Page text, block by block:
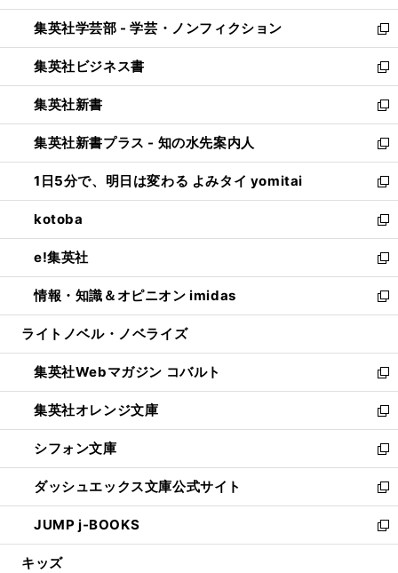
開
く
ウ
で
開
く
ン
ド
ウ
で
開
く
ウ
ィ
ン
ド
ウ
で
開
く
集英社学芸部 - 学芸・ノンフィクション
新
し
い
ウ
ィ
ン
ド
ウ
で
開
く
集英社ビジネス書
新
し
い
ウ
ィ
ン
ド
ウ
で
開
く
集英社新書
新
し
い
ウ
ィ
ン
ド
ウ
で
開
く
集英社新書プラス - 知の水先案内人
新
し
い
ウ
ィ
ン
ド
ウ
で
開
1日5分で、明日は変わる よみタイ yomitai
新
し
い
ウ
ィ
ン
ド
ウ
開
く
kotoba
新
し
い
ウ
ィ
ン
ウ
で
開
く
e!集英社
新
し
い
ウ
ン
ド
ウ
で
開
く
情報・知識＆オピニオン imidas
新
し
ウ
ィ
ン
ド
ウ
で
開
く
ライトノベル・ノベライズ
集英社Webマガジン コバルト
新
し
い
ウ
ィ
ン
ド
ウ
で
開
集英社オレンジ文庫
新
し
い
ウ
ィ
ン
ド
ウ
シフォン文庫
新
し
い
ウ
ィ
ン
ダッシュエックス文庫公式サイト
新
し
い
ウ
JUMP j-BOOKS
新
し
キッズ